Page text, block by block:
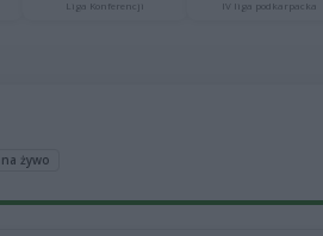
Liga Konferencji IV liga podkarpacka
żywo